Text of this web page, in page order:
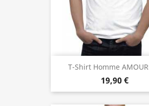
T-Shirt Homme
19,90 €